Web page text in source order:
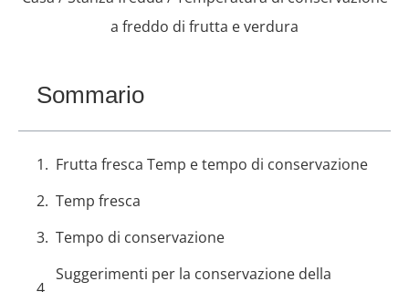
a freddo di frutta e verdura
Sommario
Frutta fresca Temp e tempo di conservazione
Temp fresca
Tempo di conservazione
Suggerimenti per la conservazione della